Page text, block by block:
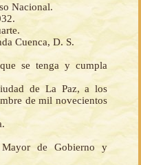
Nacional.
Cuenca, D. S.
se tenga y cumpla
de La Paz, a los
de mil novecientos
de Gobierno y